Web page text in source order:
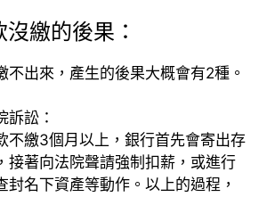
繳的後果：
不出來，產生的後果大概會有2種。
訴訟：
不繳3個月以上，銀行首先會寄出存
接著向法院聲請強制扣薪，或進行
封名下資產等動作。以上的過程，